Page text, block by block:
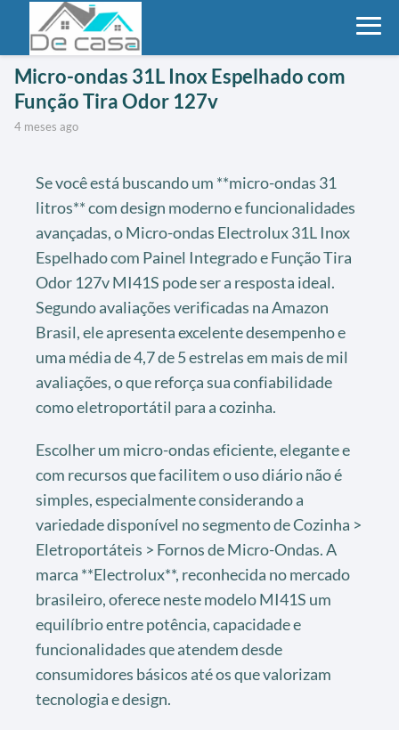
Micro-ondas 31L Inox Espelhado com
Função Tira Odor 127v
4 meses ago
Se você está buscando um **micro-ondas 31
litros** com design moderno e funcionalidades
avançadas, o Micro-ondas Electrolux 31L Inox
Espelhado com Painel Integrado e Função Tira
Odor 127v MI41S pode ser a resposta ideal.
Segundo avaliações verificadas na Amazon
Brasil, ele apresenta excelente desempenho e
uma média de 4,7 de 5 estrelas em mais de mil
avaliações, o que reforça sua confiabilidade
como eletroportátil para a cozinha.
Escolher um micro-ondas eficiente, elegante e
com recursos que facilitem o uso diário não é
simples, especialmente considerando a
variedade disponível no segmento de Cozinha >
Eletroportáteis > Fornos de Micro-Ondas. A
marca **Electrolux**, reconhecida no mercado
brasileiro, oferece neste modelo MI41S um
equilíbrio entre potência, capacidade e
funcionalidades que atendem desde
consumidores básicos até os que valorizam
tecnologia e design.